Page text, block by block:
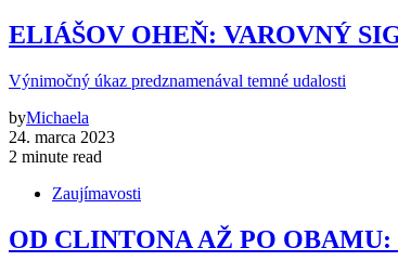
ELIÁŠOV OHEŇ: VAROVNÝ
Výnimočný úkaz predznamenával temné udalosti
byMichaela
24. marca 2023
2 minute read
Zaujímavosti
OD CLINTONA AŽ PO